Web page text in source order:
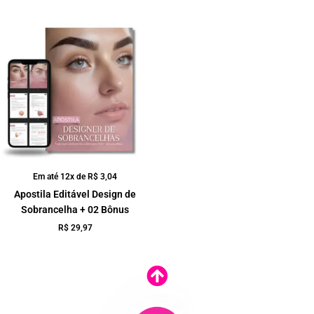
Em até 12x de R$ 3,04
Apostila Editável Design de
Sobrancelha + 02 Bônus
R$29,97